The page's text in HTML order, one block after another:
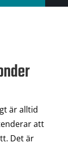
är alltid
att
Det är